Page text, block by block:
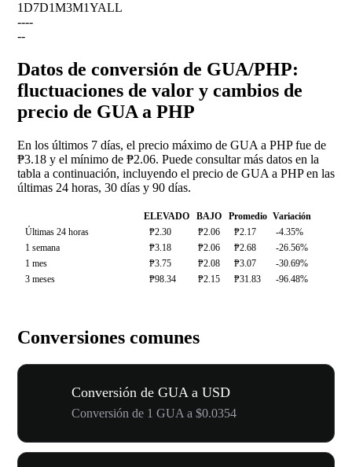
1D7D1M3M1YALL
----
--
Datos de conversión de GUA/PHP:
fluctuaciones de valor y cambios de
precio de GUA a PHP
En los últimos 7 días, el precio máximo de GUA a PHP fue de
₱3.18 y el mínimo de ₱2.06. Puede consultar más datos en la
tabla a continuación, incluyendo el precio de GUA a PHP en las
últimas 24 horas, 30 días y 90 días.
ELEVADO BAJO Promedio Variación
Últimas 24 horas
₱2.30 ₱2.06 ₱2.17
-4.35%
1 semana
₱3.18 ₱2.06 ₱2.68
-26.56%
1 mes
₱3.75 ₱2.08 ₱3.07
-30.69%
3 meses
₱98.34 ₱2.15 ₱31.83 -96.48%
Conversiones comunes
Conversión de GUA a USD
Conversión de 1 GUA a $0.0354